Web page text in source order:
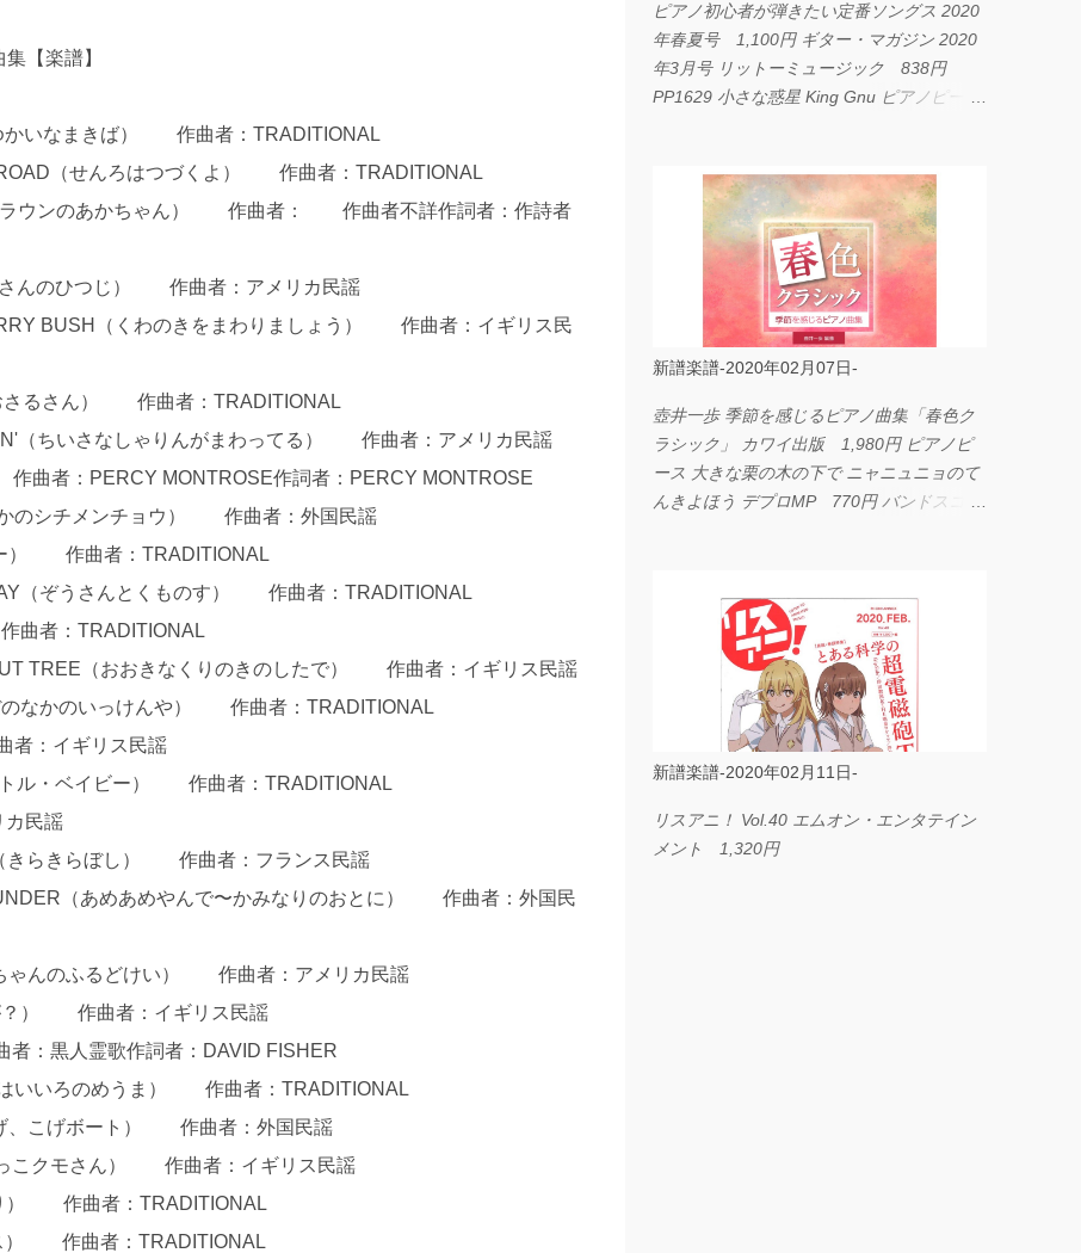
【楽譜】
かいなまきば） 作曲者：TRADITIONAL
（せんろはつづくよ） 作曲者：TRADITIONAL
ラウンのあかちゃん） 作曲者： 作曲者不詳作詞者：作詩者
さんのひつじ） 作曲者：アメリカ民謡
BUSH（くわのきをまわりましょう） 作曲者：イギリス民
さるさん） 作曲者：TRADITIONAL
（ちいさなしゃりんがまわってる） 作曲者：アメリカ民謡
曲者：PERCY MONTROSE作詞者：PERCY MONTROSE
のシチメンチョウ） 作曲者：外国民謡
） 作曲者：TRADITIONAL
（ぞうさんとくものす） 作曲者：TRADITIONAL
曲者：TRADITIONAL
TREE（おおきなくりのきのしたで） 作曲者：イギリス民謡
のなかのいっけんや） 作曲者：TRADITIONAL
：イギリス民謡
トル・ベイビー） 作曲者：TRADITIONAL
民謡
きらきらぼし） 作曲者：フランス民謡
（あめあめやんで〜かみなりのおとに） 作曲者：外国民
ゃんのふるどけい） 作曲者：アメリカ民謡
？） 作曲者：イギリス民謡
：黒人霊歌作詞者：DAVID FISHER
いいろのめうま） 作曲者：TRADITIONAL
、こげボート） 作曲者：外国民謡
こクモさん） 作曲者：イギリス民謡
） 作曲者：TRADITIONAL
） 作曲者：TRADITIONAL
ピアノ初心者が弾きたい定番ソングス 2020
年春夏号 1,100円 ギター・マガジン 2020
年3月号 リットーミュージック 838円
PP1629 小さな惑星 King Gnu ピアノピース
LOVE... Official髭男dism バンドピース フェ
アリー 825円
新譜楽譜-2020年02月07日-
壺井一歩 季節を感じるピアノ曲集「春色ク
ラシック」 カワイ出版 1,980円 ピアノピ
ース 大きな栗の木の下で ニャニュニョのて
んきよほう デプロMP 770円 バンドスコア
ス I LOVE．．． Official髭男dism やさしく
弾ける ピアノピース フェアリー 660円
BP2225 Kingdom of the Heavens 春畑道哉
バンドピース フェアリー 825円
新譜楽譜-2020年02月11日-
リスアニ！ Vol.40 エムオン・エンタテイン
メント 1,320円